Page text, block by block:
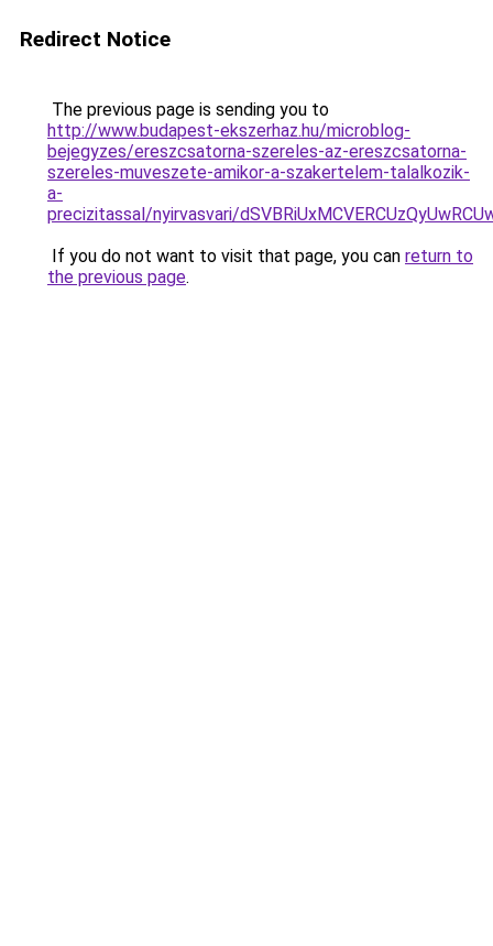
Redirect Notice
The previous page is sending you to
http://www.budapest-ekszerhaz.hu/microblog-
bejegyzes/ereszcsatorna-szereles-az-ereszcsatorna-
szereles-muveszete-amikor-a-szakertelem-talalkozik-
a-
precizitassal/nyirvasvari/
If you do not want to visit that page, you can return to
the previous page.